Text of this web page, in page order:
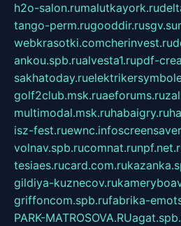
h2o-salon.rumalutkayork.ru
tango-perm.rugooddir.rusgv.su
webkrasotki.comcherinvest.ru
ankou.spb.rualvesta1.rupdf-
sakhatoday.ru
golf2club.msk.ruaeforums.ru
multimodal.msk.ruhabaigry.ru
isz-fest.ruewnc.info
volnav.spb.rucomnat.ru
tesiaes.rucard.com.ru
gildiya-kuznecov.ru
griffoncom.spb.rufabrika-
PARK-MATROSOVA.RU